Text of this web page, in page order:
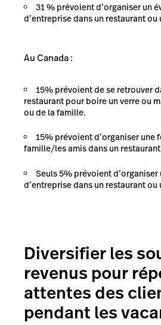
31 % prévoient d’organiser un
d’entreprise dans un restaurant ou
Au Canada :
15% prévoient de se retrouver
restaurant pour boire un verre ou
ou de la famille.
15% prévoient d’organiser une
famille/les amis dans un
Seuls 5% prévoient d’organiser
d’entreprise dans un restaurant ou
Diversifier les
revenus pour
attentes des
pendant les